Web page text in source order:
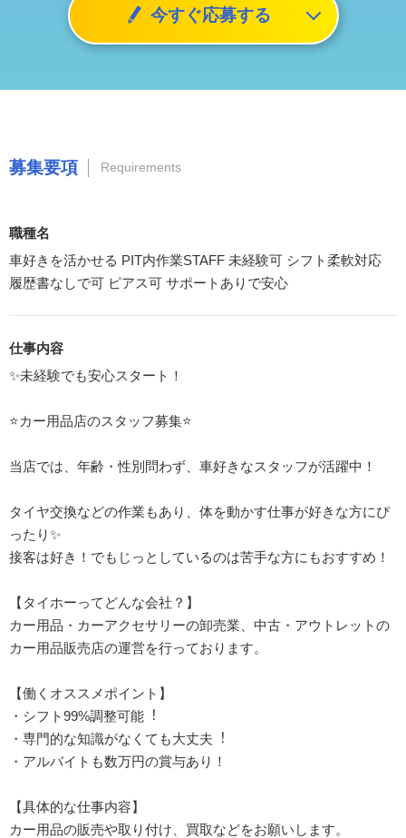
今すぐ応募する
募集要項 Requirements
職種名
車好きを活かせる PIT内作業STAFF 未経験可 シフト柔軟対応
履歴書なしで可 ピアス可 サポートありで安心
仕事内容
✨未経験でも安心スタート！
⭐カー用品店のスタッフ募集⭐
当店では、年齢・性別問わず、車好きなスタッフが活躍中！
タイヤ交換などの作業もあり、体を動かす仕事が好きな方にぴ
ったり✨
接客は好き！でもじっとしているのは苦手な方にもおすすめ！
【タイホーってどんな会社？】
カー⽤品・カーアクセサリーの卸売業、中古・アウトレットの
カー⽤品販売店の運営を⾏っております。
【働くオススメポイント】
・シフト99%調整可能︕
・専門的な知識がなくても大丈夫︕
・アルバイトも数万円の賞与あり！
【具体的な仕事内容】
カー用品の販売や取り付け、買取などをお願いします。